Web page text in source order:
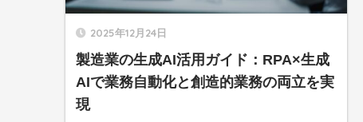
2025年12月24日
製造業の生成AI活用ガイド：RPA×生成
AIで業務自動化と創造的業務の両立を実
現